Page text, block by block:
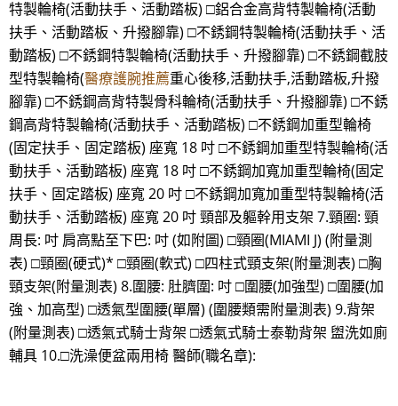
特製輪椅(活動扶手、活動踏板) □鋁合金高背特製輪椅(活動
扶手、活動踏板、升撥腳靠) □不銹鋼特製輪椅(活動扶手、活
動踏板) □不銹鋼特製輪椅(活動扶手、升撥腳靠) □不銹鋼截肢
型特製輪椅(醫療護腕推薦重心後移,活動扶手,活動踏板,升撥
腳靠) □不銹鋼高背特製骨科輪椅(活動扶手、升撥腳靠) □不銹
鋼高背特製輪椅(活動扶手、活動踏板) □不銹鋼加重型輪椅
(固定扶手、固定踏板) 座寬 18 吋 □不銹鋼加重型特製輪椅(活
動扶手、活動踏板) 座寬 18 吋 □不銹鋼加寬加重型輪椅(固定
扶手、固定踏板) 座寬 20 吋 □不銹鋼加寬加重型特製輪椅(活
動扶手、活動踏板) 座寬 20 吋 頸部及軀幹用支架 7.頸圈: 頸
周長: 吋 肩高點至下巴: 吋 (如附圖) □頸圈(MIAMI J) (附量測
表) □頸圈(硬式)* □頸圈(軟式) □四柱式頸支架(附量測表) □胸
頸支架(附量測表) 8.圍腰: 肚臍圍: 吋 □圍腰(加強型) □圍腰(加
強、加高型) □透氣型圍腰(單層) (圍腰類需附量測表) 9.背架
(附量測表) □透氣式騎士背架 □透氣式騎士泰勒背架 盥洗如廁
輔具 10.□洗澡便盆兩用椅 醫師(職名章):